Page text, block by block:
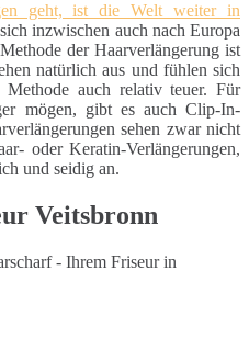
geht, ist die Welt weiter in
inzwischen auch nach Europa
der Haarverlängerung ist
natürlich aus und fühlen sich
auch relativ teuer. Für
mögen, gibt es auch Clip-In-
sehen zwar nicht
oder Keratin-Verlängerungen,
und seidig an.
Veitsbronn